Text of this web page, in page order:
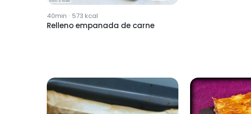
40min · 573 kcal
Relleno empanada de carne